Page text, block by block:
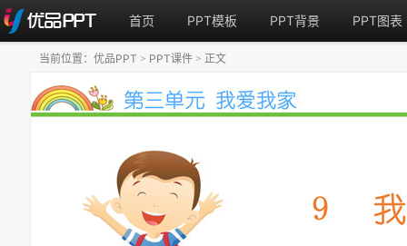
首页 PPT模板 PPT背景 PPT图表
当前位置： 优品PPT > PPT课件 > 正文